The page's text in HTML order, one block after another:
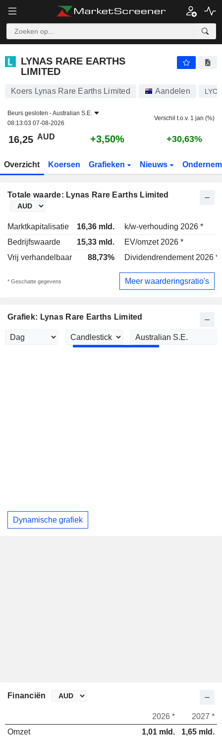
LYNAS RARE EARTHS
LIMITED
Koers Lynas Rare Earths Limited Aandelen LYC
Beurs gesloten -Australian S.E.
08:13:03 07-08-2026
Verschil t.o.v. 1 jan (%)
16,25 AUD +3,50% +30,63%
Overzicht Koersen Grafieken Nieuws
Totale waarde: Lynas Rare Earths Limited
Marktkapitalisatie 16,36 mld.
k/w-verhouding 2026 *
Bedrijfswaarde
15,33 mld.
EV/omzet 2026 *
Vrij verhandelbaar
88,73% Dividendrendement 2026 *
* Geschatte gegevens Meer waarderingsratio's
Grafiek: Lynas Rare Earths Limited
Dynamische grafiek
Financiën
2026 *
2027 *
Omzet
1,01 mld.
1,65 mld.